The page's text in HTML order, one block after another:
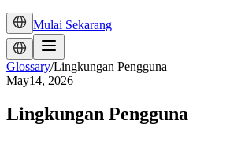
Mulai Sekarang
Glossary/Lingkungan Pengguna
May14, 2026
Lingkungan Pengguna